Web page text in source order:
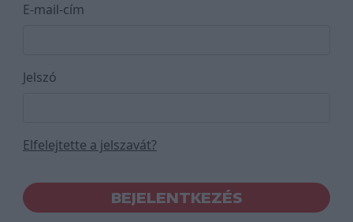
E-mail-cím
Jelszó
Elfelejtette a jelszavát?
BEJELENTKEZÉS